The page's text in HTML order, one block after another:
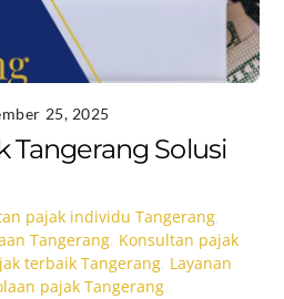
25, 2025
Tangerang Solusi
pajak individu Tangerang,
Tangerang Konsultan pajak
terbaik Tangerang Layanan
pajak Tangerang